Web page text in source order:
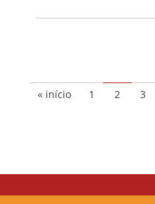
« início 1 2 3